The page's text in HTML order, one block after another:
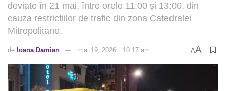
deviate în 21 mai, între orele 11:00 și 13:00, din
cauza restricțiilor de trafic din zona Catedralei
Mitropolitane.
de Ioana Damian mai 19, 2026 ◦ 10:17 am AA